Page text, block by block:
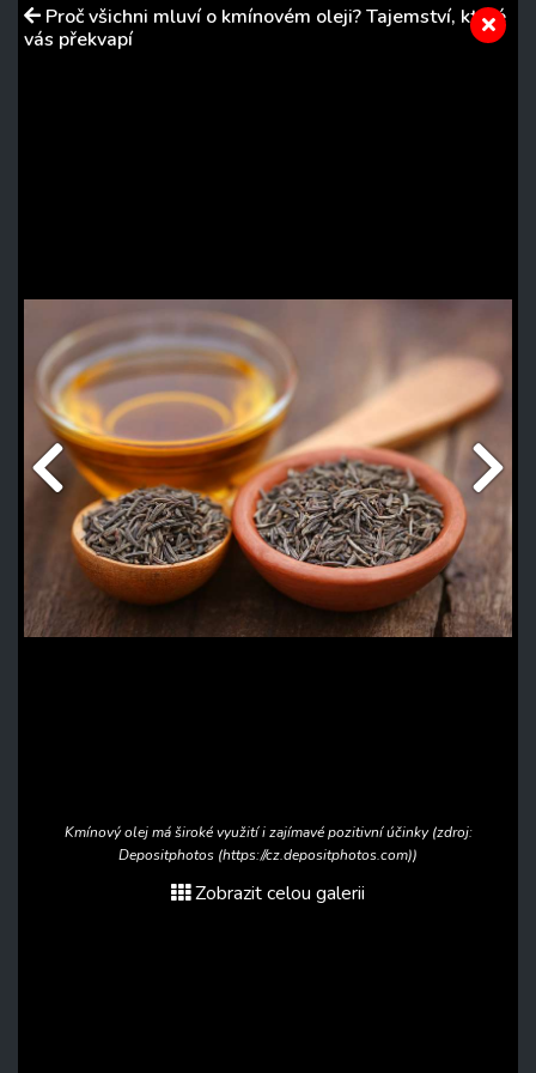
Proč všichni mluví o kmínovém oleji? Tajemství, které
vás překvapí
Kmínový olej má široké využití i zajímavé pozitivní účinky (zdroj:
Depositphotos (https://cz.depositphotos.com))
Zobrazit celou galerii